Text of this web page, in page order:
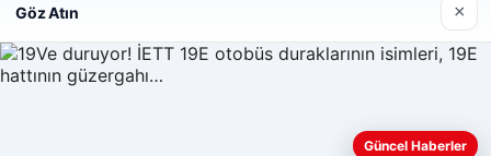
Göz Atın ×
Güncel Haberler